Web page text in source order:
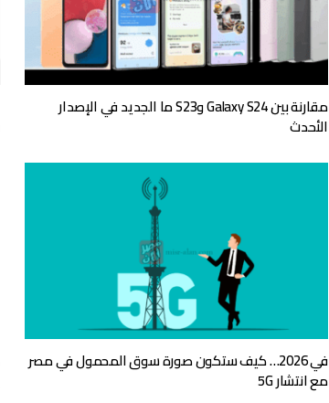
مقارنة بين Galaxy S24 وS23 ما الجديد في الإصدار
الأحدث
في 2026… كيف ستكون صورة سوق المحمول في مصر
مع انتشار 5G